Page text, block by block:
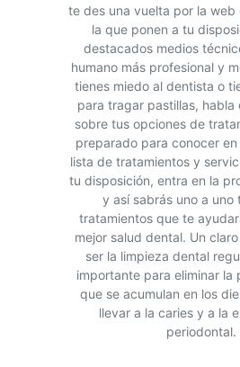
te des una vuelta por la web
la que ponen a tu
destacados medios
humano más profesional y
tienes miedo al dentista o
para tragar pastillas, habla
sobre tus opciones de
preparado para conocer
lista de tratamientos y
tu disposición, entra en la
y así sabrás uno a uno
tratamientos que te
mejor salud dental. Un
ser la limpieza dental
importante para eliminar la
que se acumulan en los
llevar a la caries y a la
periodontal.